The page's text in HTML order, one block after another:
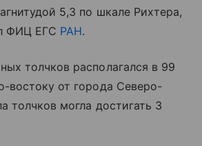
5,3 по шкале Рихтера,
ФИЦ ЕГС РАН.
толчков располагался в 99
востоку от города Северо-
толчков могла достигать 3